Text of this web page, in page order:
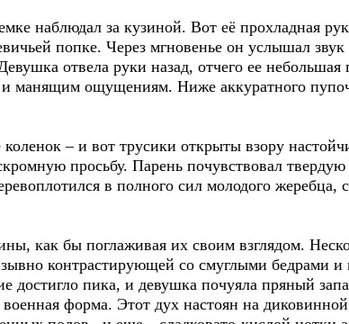
наблюдал за кузиной. Вот её прохладная
попке. Через мгновенье он услышал
отвела руки назад, отчего ее небольшая
манящим ощущениям. Ниже аккуратного
– и вот трусики открыты взору
просьбу. Парень почувствовал
в полного сил молодого жеребца,
как бы поглаживая их своим взглядом.
контрастирующей со смуглыми бедрами
достигло пика, и девушка почуяла пряный
форма. Этот дух настоян на